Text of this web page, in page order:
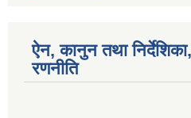
ऐन, कानुन तथा
रणनीति